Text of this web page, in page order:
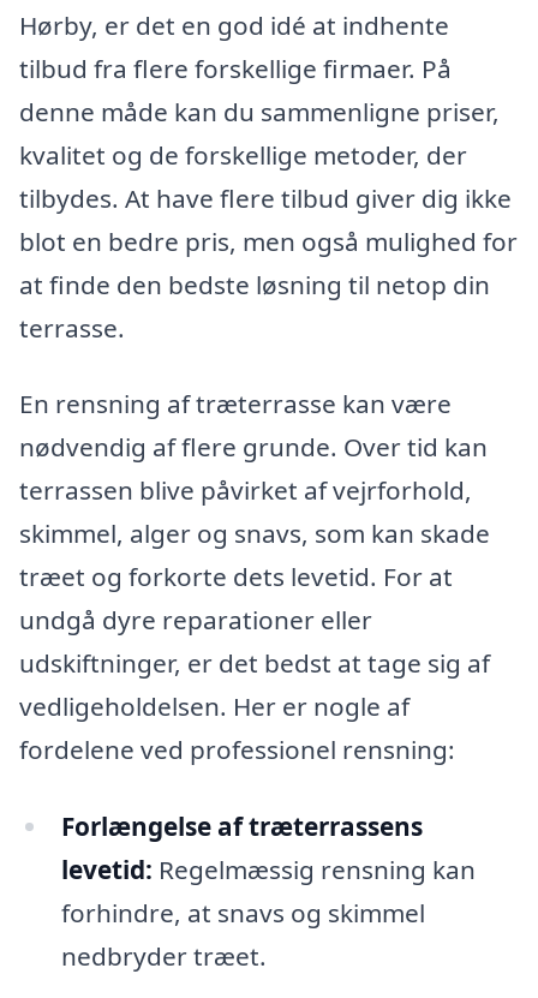
Hørby, er det en god idé at indhente
tilbud fra flere forskellige firmaer. På
denne måde kan du sammenligne priser,
kvalitet og de forskellige metoder, der
tilbydes. At have flere tilbud giver dig ikke
blot en bedre pris, men også mulighed for
at finde den bedste løsning til netop din
terrasse.
En rensning af træterrasse kan være
nødvendig af flere grunde. Over tid kan
terrassen blive påvirket af vejrforhold,
skimmel, alger og snavs, som kan skade
træet og forkorte dets levetid. For at
undgå dyre reparationer eller
udskiftninger, er det bedst at tage sig af
vedligeholdelsen. Her er nogle af
fordelene ved professionel rensning:
Forlængelse af træterrassens
levetid: Regelmæssig rensning kan
forhindre, at snavs og skimmel
nedbryder træet.